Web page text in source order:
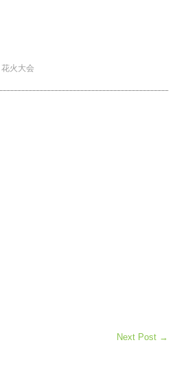
花火大会
Next Post →